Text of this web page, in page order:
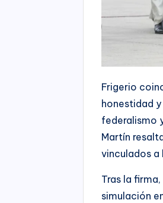
Frigerio
honestidad
federalismo
Martín
vinculados a
Tras la
simulación